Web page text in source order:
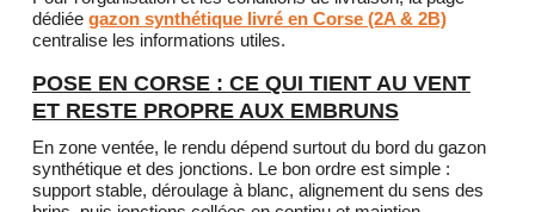
dédiée gazon synthétique livré en Corse (2A & 2B)
centralise les informations utiles.
POSE EN CORSE : CE QUI TIENT AU VENT
ET RESTE PROPRE AUX EMBRUNS
En zone ventée, le rendu dépend surtout du bord du gazon
synthétique et des jonctions. Le bon ordre est simple :
support stable, déroulage à blanc, alignement du sens des